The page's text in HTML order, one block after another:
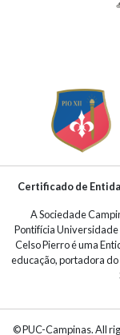
Certificado de
A Sociedade
Pontifícia
Celso Pierro é uma
educação, portadora
© PUC-Campinas. All